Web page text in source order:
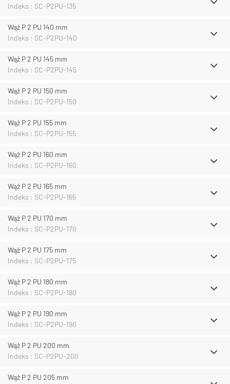
Indeks : SC-P2PU-135
Wąż P 2 PU 140 mm
Indeks : SC-P2PU-140
Wąż P 2 PU 145 mm
Indeks : SC-P2PU-145
Wąż P 2 PU 150 mm
Indeks : SC-P2PU-150
Wąż P 2 PU 155 mm
Indeks : SC-P2PU-155
Wąż P 2 PU 160 mm
Indeks : SC-P2PU-160
Wąż P 2 PU 165 mm
Indeks : SC-P2PU-165
Wąż P 2 PU 170 mm
Indeks : SC-P2PU-170
Wąż P 2 PU 175 mm
Indeks : SC-P2PU-175
Wąż P 2 PU 180 mm
Indeks : SC-P2PU-180
Wąż P 2 PU 190 mm
Indeks : SC-P2PU-190
Wąż P 2 PU 200 mm
Indeks : SC-P2PU-200
Wąż P 2 PU 205 mm